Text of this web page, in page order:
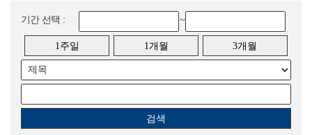
기간 선택 : ~
1주일 1개월 3개월
검색